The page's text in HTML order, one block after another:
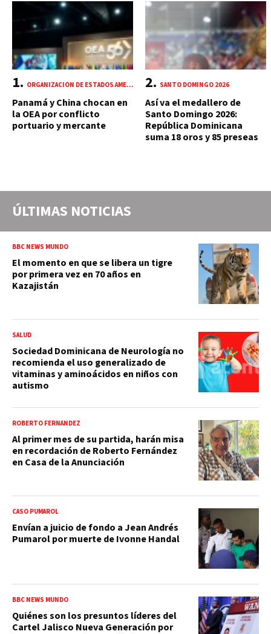
ORGANIZACIÓN DE ESTADOS AMERICANOS (OEA)
Panamá y China chocan en
la OEA por conflicto
portuario y mercante
SANTO DOMINGO 2026
Así va el medallero de
Santo Domingo 2026:
República Dominicana
suma 18 oros y 85 preseas
ÚLTIMAS NOTICIAS
BBC NEWS MUNDO
El momento en que se libera un tigre
por primera vez en 70 años en
Kazajistán
SALUD
Sociedad Dominicana de Neurología no
recomienda el uso generalizado de
vitaminas y aminoácidos en niños con
autismo
ROBERTO FERNÁNDEZ
Al primer mes de su partida, harán misa
en recordación de Roberto Fernández
en Casa de la Anunciación
CASO PUMAROL
Envían a juicio de fondo a Jean Andrés
Pumarol por muerte de Ivonne Handal
BBC NEWS MUNDO
Quiénes son los presuntos líderes del
Cartel Jalisco Nueva Generación por